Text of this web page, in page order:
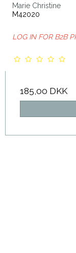
Marie Christine
M42020
LOG IN FOR B2B
185,00 DKK